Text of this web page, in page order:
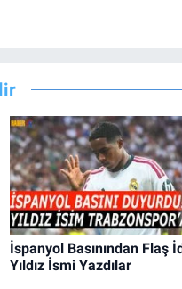
İspanyol Basınından Flaş
Yıldız İsmi Yazdılar